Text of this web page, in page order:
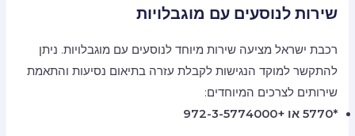
שירות לנוסעים עם מוגבלויות
רכבת ישראל מציעה שירות מיוחד לנוסעים עם מוגבלויות. ניתן
להתקשר למוקד הנגישות לקבלת עזרה בתיאום נסיעות והתאמת
שירותים לצרכים המיוחדים:
*5770 או +972-3-5774000